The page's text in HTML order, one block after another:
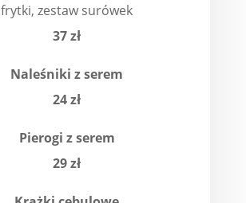
frytki, zestaw surówek
37 zł
Naleśniki z serem
24 zł
Pierogi z serem
29 zł